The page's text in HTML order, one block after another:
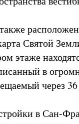
Святой
этаже
в
через
в Сан-